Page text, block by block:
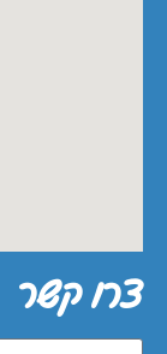
צרו קשר